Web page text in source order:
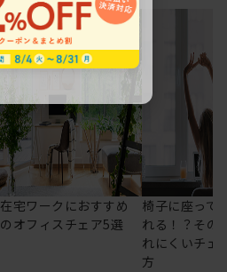
在宅ワークにおすすめ
のオフィスチェア5選
椅子に座って
れる！？その
れにくいチェ
方